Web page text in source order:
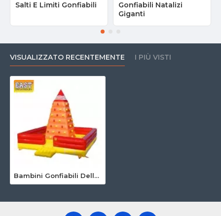
Salti E Limiti Gonfiabili
Gonfiabili Natalizi
Giganti
VISUALIZZATO RECENTEMENTE I PIÙ VISTI
Bambini Gonfiabili Della Parete Di Arrampicata